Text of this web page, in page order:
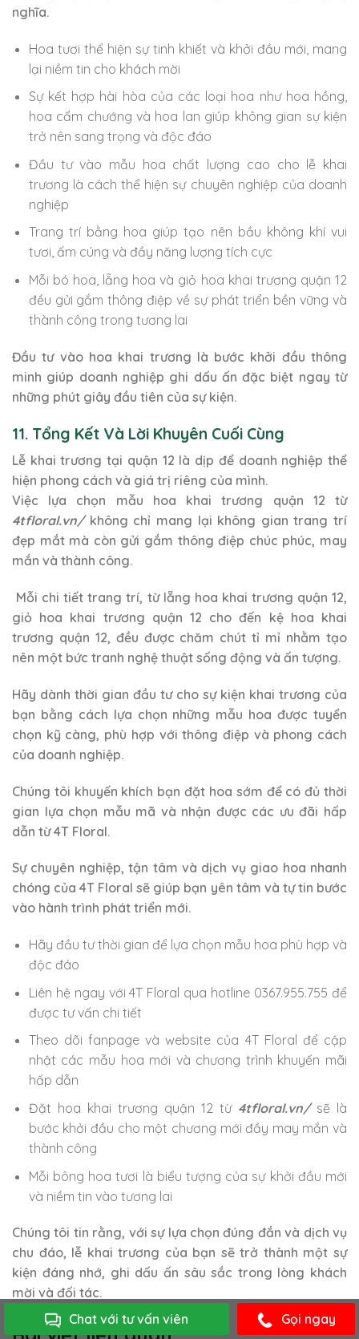
Chat với tư vấn viên Gọi ngay
nghĩa.
Hoa tươi thể hiện sự tinh khiết và khởi đầu mới, mang
lại niềm tin cho khách mời
Sự kết hợp hài hòa của các loại hoa như hoa hồng,
hoa cẩm chướng và hoa lan giúp không gian sự kiện
trở nên sang trọng và độc đáo
Đầu tư vào mẫu hoa chất lượng cao cho lễ khai
trương là cách thể hiện sự chuyên nghiệp của doanh
nghiệp
Trang trí bằng hoa giúp tạo nên bầu không khí vui
tươi, ấm cúng và đầy năng lượng tích cực
Mỗi bó hoa, lẵng hoa và giỏ hoa khai trương quận 12
đều gửi gắm thông điệp về sự phát triển bền vững và
thành công trong tương lai
Đầu tư vào hoa khai trương là bước khởi đầu thông
minh giúp doanh nghiệp ghi dấu ấn đặc biệt ngay từ
những phút giây đầu tiên của sự kiện.
11. Tổng Kết Và Lời Khuyên Cuối Cùng
Lễ khai trương tại quận 12 là dịp để doanh nghiệp thể
hiện phong cách và giá trị riêng của mình.
Việc lựa chọn mẫu hoa khai trương quận 12 từ
4tfloral.vn/không chỉ mang lại không gian trang trí
đẹp mắt mà còn gửi gắm thông điệp chúc phúc, may
mắn và thành công.
Mỗi chi tiết trang trí, từ lẵng hoa khai trương quận 12,
giỏ hoa khai trương quận 12 cho đến kệ hoa khai
trương quận 12, đều được chăm chút tỉ mỉ nhằm tạo
nên một bức tranh nghệ thuật sống động và ấn tượng.
Hãy dành thời gian đầu tư cho sự kiện khai trương của
bạn bằng cách lựa chọn những mẫu hoa được tuyển
chọn kỹ càng, phù hợp với thông điệp và phong cách
của doanh nghiệp.
Chúng tôi khuyến khích bạn đặt hoa sớm để có đủ thời
gian lựa chọn mẫu mã và nhận được các ưu đãi hấp
dẫn từ 4T Floral.
Sự chuyên nghiệp, tận tâm và dịch vụ giao hoa nhanh
chóng của 4T Floral sẽ giúp bạn yên tâm và tự tin bước
vào hành trình phát triển mới.
Hãy đầu tư thời gian để lựa chọn mẫu hoa phù hợp và
độc đáo
Liên hệ ngay với 4T Floral qua hotline 0367.955.755 để
được tư vấn chi tiết
Theo dõi fanpage và website của 4T Floral để cập
nhật các mẫu hoa mới và chương trình khuyến mãi
hấp dẫn
Đặt hoa khai trương quận 12 từ 4tfloral.vn/sẽ là
bước khởi đầu cho một chương mới đầy may mắn và
thành công
Mỗi bông hoa tươi là biểu tượng của sự khởi đầu mới
và niềm tin vào tương lai
Chúng tôi tin rằng, với sự lựa chọn đúng đắn và dịch vụ
chu đáo, lễ khai trương của bạn sẽ trở thành một sự
kiện đáng nhớ, ghi dấu ấn sâu sắc trong lòng khách
mời và đối tác.